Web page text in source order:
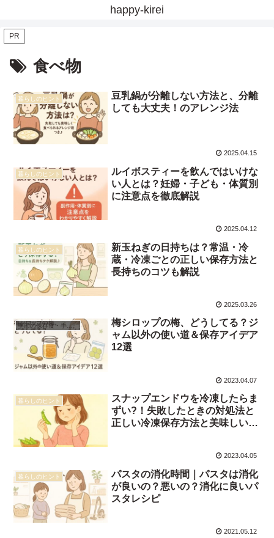
happy-kirei
PR
食べ物
暮らしのヒント
豆乳鍋が分離しない方法と、分離
しても大丈夫！のアレンジ法
2025.04.15
暮らしのヒント
ルイボスティーを飲んではいけな
い人とは？妊婦・子ども・体質別
に注意点を徹底解説
2025.04.12
暮らしのヒント
新玉ねぎの日持ちは？常温・冷
蔵・冷凍ごとの正しい保存方法と
長持ちのコツも解説
2025.03.26
季節の保存食・手しごと
梅シロップの梅、どうしてる？ジ
ャム以外の使い道＆保存アイデア
12選
2023.04.07
暮らしのヒント
スナップエンドウを冷凍したらま
ずい?！失敗したときの対処法と
正しい冷凍保存方法と美味しい食
2023.04.05
暮らしのヒント
パスタの消化時間｜パスタは消化
が良いの？悪いの？消化に良いパ
スタレシピ
2021.05.12